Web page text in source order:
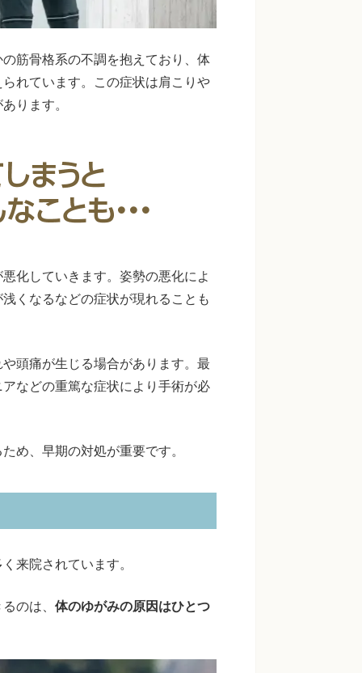
筋骨格系の不調を抱えており、体
れています。この症状は肩こりや
ります。
化していきます。姿勢の悪化によ
くなるなどの症状が現れることも
頭痛が生じる場合があります。最
などの重篤な症状により手術が必
め、早期の対処が重要です。
来院されています。
のは、 体のゆがみの原因はひとつ